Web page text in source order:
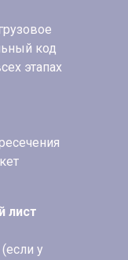
код
этапах
лист
(если у